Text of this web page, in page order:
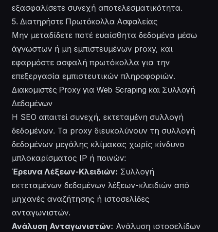
εξασφαλίσετε συνεχή αποτελεσματικότητα.
5. Διατηρήστε Πρωτόκολλα Ασφαλείας
Μην μεταδίδετε ποτέ ευαίσθητα δεδομένα μέσω
άγνωστων ή μη εμπιστευμένων proxy, και
εφαρμόστε ασφαλή πρωτόκολλα για την
επεξεργασία εμπιστευτικών πληροφοριών.
Διακομιστές Proxy για Web Scraping και Συλλογή
Δεδομένων
Η SEO απαιτεί συνεχή, εκτεταμένη συλλογή
δεδομένων. Τα proxy διευκολύνουν τη συλλογή
δεδομένων μεγάλης κλίμακας χωρίς κίνδυνο
μπλοκαρίσματος IP ή ποινών:
Έρευνα Λέξεων-Κλειδιών: Συλλογή
εκτεταμένων δεδομένων λέξεων-κλειδιών από
μηχανές αναζήτησης ή ιστοσελίδες
ανταγωνιστών.
Ανάλυση Ανταγωνιστών: Ανάλυση ιστοσελίδων